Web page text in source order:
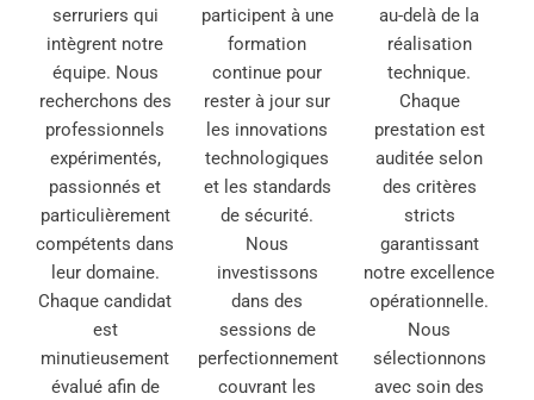
serruriers qui
intègrent notre
équipe. Nous
recherchons des
professionnels
expérimentés,
passionnés et
particulièrement
compétents dans
leur domaine.
Chaque candidat
est
minutieusement
évalué afin de
participent à une
formation
continue pour
rester à jour sur
les innovations
technologiques
et les standards
de sécurité.
Nous
investissons
dans des
sessions de
perfectionnement
couvrant les
au-delà de la
réalisation
technique.
Chaque
prestation est
auditée selon
des critères
stricts
garantissant
notre excellence
opérationnelle.
Nous
sélectionnons
avec soin des